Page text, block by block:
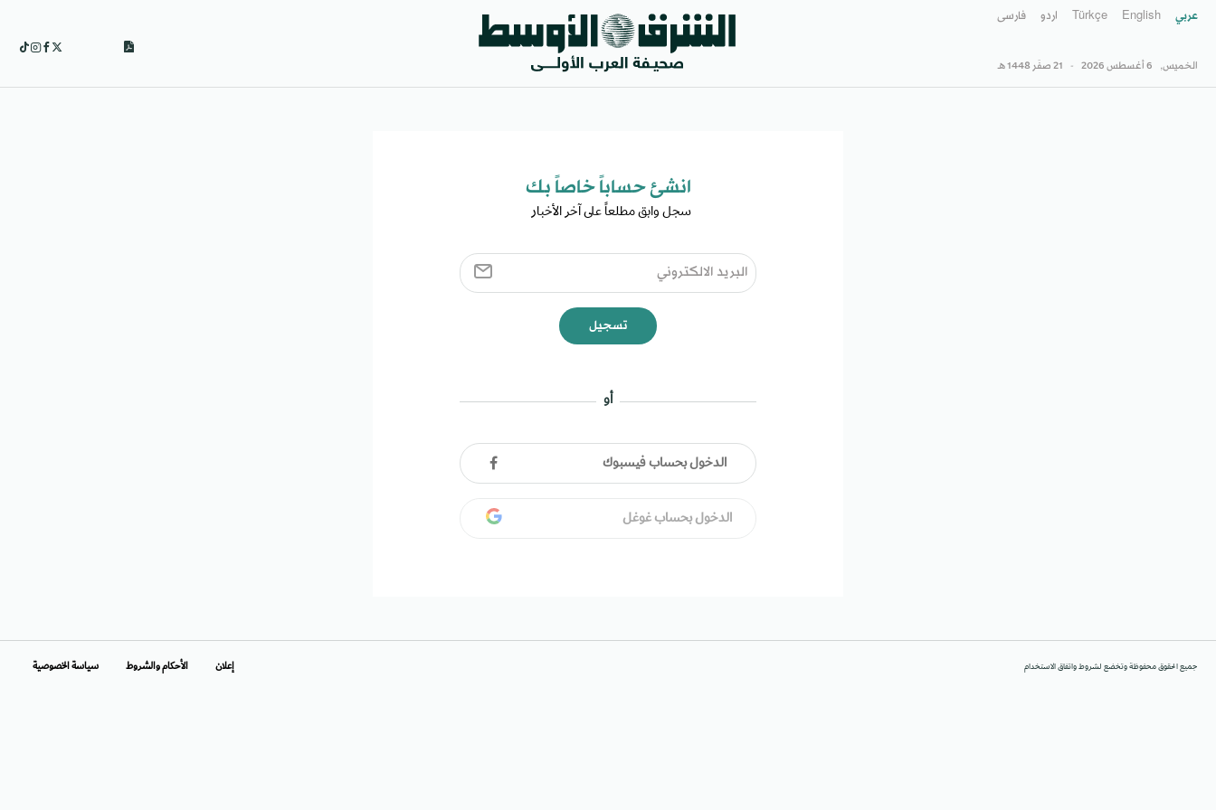
عربي English
Türkçe اردو فارسى
الخميس, 6 أغسطس 2026 - 21 صفَر 1448 هـ
انشئ حساباً خاصاً بك​
سجل وابق مطلعاً على آخر الأخبار ​
تسجيل
أو
الدخول بحساب فيسبوك
الدخول بحساب غوغل
جميع الحقوق محفوظة وتخضع لشروط واتفاق الاستخدام إعلان الأحكام والشروط سياسة الخصوصية